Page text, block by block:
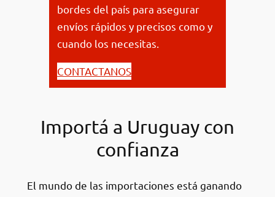
bordes del país para asegurar
envíos rápidos y precisos como y
cuando los necesitas.
CONTACTANOS
Importá a Uruguay con
confianza
El mundo de las importaciones está ganando